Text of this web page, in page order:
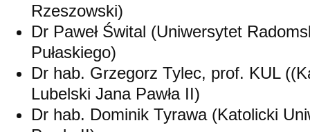
Rzeszowski)
Dr Paweł Śwital (Uniwersytet
Pułaskiego)
Dr hab. Grzegorz Tylec, prof. KUL
Lubelski Jana Pawła II)
Dr hab. Dominik Tyrawa (Katolicki